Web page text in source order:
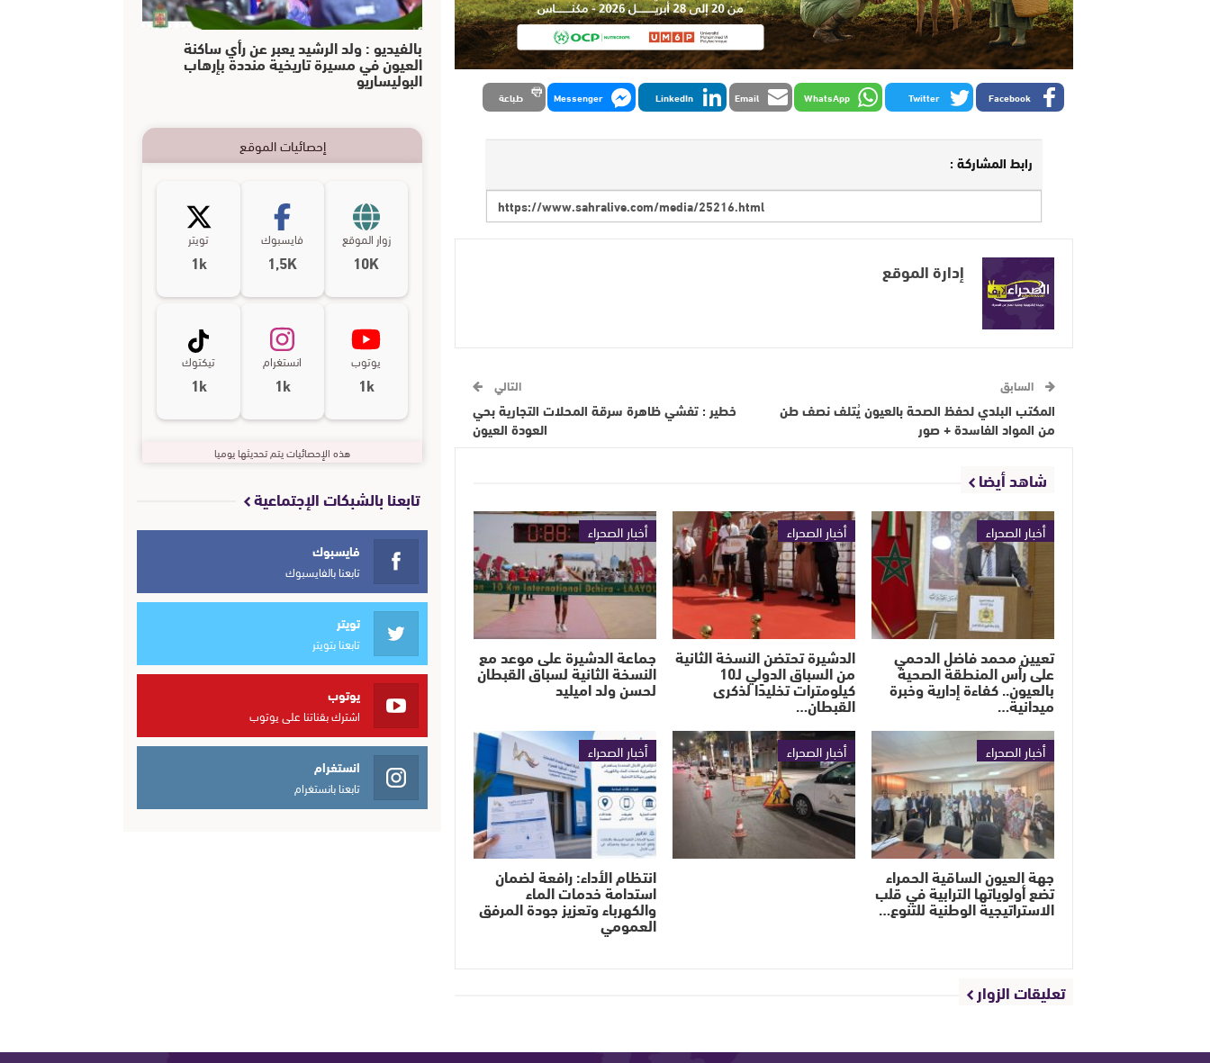
Facebook
Twitter
WhatsApp
Email
LinkedIn
Messenger طباعة
رابط المشاركة :
إدارة الموقع
السابق
المكتب البلدي لحفظ الصحة بالعيون يُتلف نصف طن
من المواد الفاسدة + صور
التالي
خطير : تفشي ظاهرة سرقة المحلات التجارية بحي
العودة العيون
شاهد أيضا
أخبار الصحراء
تعيين محمد فاضل الدحمي
على رأس المنطقة الصحية
بالعيون.. كفاءة إدارية وخبرة
ميدانية…
أخبار الصحراء
الدشيرة تحتضن النسخة الثانية
من السباق الدولي لـ10
كيلومترات تخليدًا لذكرى
القبطان…
أخبار الصحراء
جماعة الدشيرة على موعد مع
النسخة الثانية لسباق القبطان
لحسن ولد اميليد
أخبار الصحراء
جهة العيون الساقية الحمراء
تضع أولوياتها الترابية في قلب
الاستراتيجية الوطنية للتنوع…
أخبار الصحراء أخبار الصحراء
انتظام الأداء: رافعة لضمان
استدامة خدمات الماء
والكهرباء وتعزيز جودة المرفق
العمومي
تعليقات الزوار
بالفيديو : ولد الرشيد يعبر عن رأي ساكنة
العيون في مسيرة تاريخية منددة بإرهاب
البوليساريو
إحصائيات الموقع
زوار الموقع
10K
فايسبوك
1,5K
تويتر
1k
يوتوب
1k
انستغرام
1k
تيكتوك
1k
هذه الإحصائيات يتم تحديثها يوميا
تابعنا بالشبكات الإجتماعية
فايسبوك
تابعنا بالفايسبوك
تويتر
تابعنا بتويتر
يوتوب
اشترك بقناتنا على يوتوب
انستغرام
تابعنا بانستغرام